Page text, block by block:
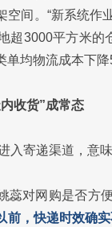
空间。“新系统
超3000平方米
单均物流成本下
收货”成常态
入寄递渠道，意
蕊对网购是否方
前，快递时效确